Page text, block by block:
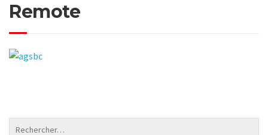
Remote